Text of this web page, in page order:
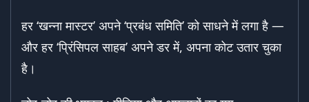
हर ‘खन्ना मास्टर’ अपने ‘प्रबंध समिति’ को साधने में लगा है —
और हर ‘प्रिंसिपल साहब’ अपने डर में, अपना कोट उतार चुका
है।